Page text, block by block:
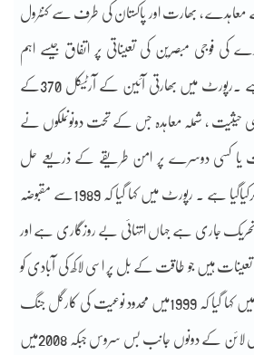
کے معاہدے ، بھارت اور پاکستان کی طرف سے کنٹرول
کی فوجی مبصرین کی تعیناتی پر اتفاق جیسے اہم
واقعات کو بھی شامل کیاگیا ہے ۔رپورٹ میں بھارتی آئین کے آرٹیکل 370کے
حیثیت ، شملہ معاہدہ جس کے تحت دونوںملکوں نے
یا کسی دوسرے پر امن طریقے کے ذریعے حل
کرنے پر اتفاق کیاتھا کا بھی ذکرکیاگیا ہے ۔ رپورٹ میں کہا گیا کہ 1989سے مقبوضہ
جاری ہے جہاں انتہائی بے روزگاری ہے اور
تعینات ہیں جو طاقت کے بل پر اسی لاکھ کی آبادی کو
کنٹرول کر رہے ہیں۔ رپورٹ میں کہا گیا کہ 1999میں محدود نوعیت کی کارگل جنگ
لڑی گئی جبکہ 2005میں کنٹرول لائن کے دونوں جانب بس سروس جبکہ 2008میں